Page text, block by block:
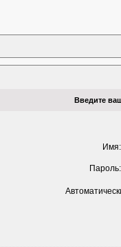
Введите
Имя:
Пароль: